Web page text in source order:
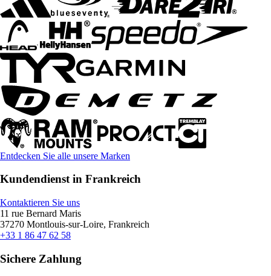
Entdecken Sie alle unsere Marken
Kundendienst in Frankreich
Kontaktieren Sie uns
11 rue Bernard Maris
37270 Montlouis-sur-Loire, Frankreich
+33 1 86 47 62 58
Sichere Zahlung